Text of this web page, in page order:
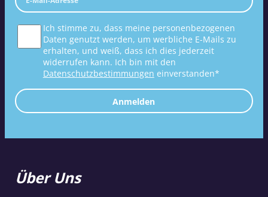
Ich stimme zu, dass meine personenbezogenen
Daten genutzt werden, um werbliche E-Mails zu
erhalten, und weiß, dass ich dies jederzeit
widerrufen kann. Ich bin mit den
Datenschutzbestimmungen einverstanden*
Anmelden
Über Uns